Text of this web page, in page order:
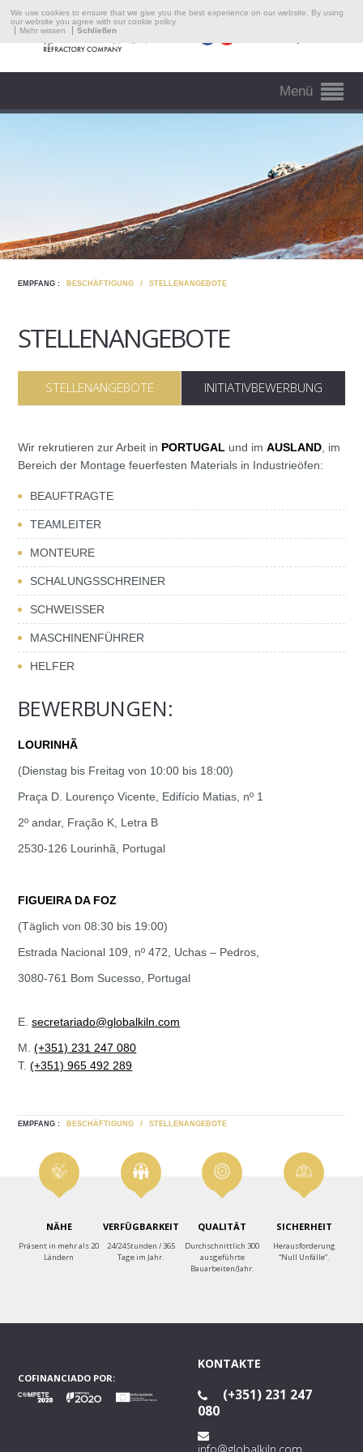
We use cookies to ensure that we give you the best experience on our website. By using
our website you agree with our cookie policy.
Mehr wissen
Schließen
Unternehmen
Bereiche Der Intervention
Presse
Menü
EMPFANG : BESCHÄFTIGUNG / STELLENANGEBOTE
STELLENANGEBOTE
STELLENANGEBOTE INITIATIVBEWERBUNG
Wir rekrutieren zur Arbeit in PORTUGAL und imAUSLAND , im
Bereich der Montage feuerfesten Materials in Industrieöfen:
BEAUFTRAGTE
TEAMLEITER
MONTEURE
SCHALUNGSSCHREINER
SCHWEISSER
MASCHINENFÜHRER
HELFER
BEWERBUNGEN:
LOURINHÃ
(Dienstag bis Freitag von 10:00 bis 18:00)
Praça D. Lourenço Vicente, Edifício Matias, nº 1
2º andar, Fração K, Letra B
2530-126 Lourinhã, Portugal
FIGUEIRA DA FOZ
(Täglich von 08:30 bis 19:00)
Estrada Nacional 109, nº 472, Uchas – Pedros,
3080-761 Bom Sucesso, Portugal
E.secretariado@globalkiln.com
M.(+351) 231 247 080
T.(+351) 965 492 289
EMPFANG : BESCHÄFTIGUNG / STELLENANGEBOTE
NÄHE
Präsent in mehr als 20
Ländern
VERFÜGBARKEIT
24/24 Stunden / 365
Tage im Jahr.
QUALITÄT
Durchschnittlich 300
ausgeführte
Bauarbeiten/Jahr.
SICHERHEIT
Herausforderung
“Null Unfälle”.
COFINANCIADO POR:
KONTAKTE
(+351) 231 247
080